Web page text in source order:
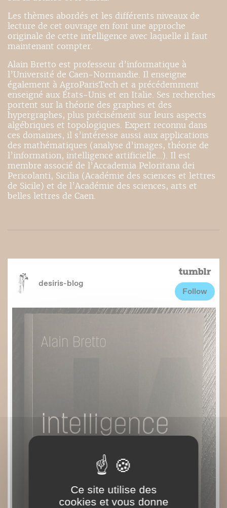
Les thèmes abordés et les différents niveaux de
lecture de cet ouvrage en font une approche
originale de cette intelligence avec laquelle il faut
maintenant compter.
Alain Bretto est professeur d’informatique à
l’Université de Caen-Normandie. Il enseigne
également à AgroParisTech et a précédemment
enseigné aux États-Unis et en Italie. Ses recherches
portent sur la théorie des graphes et des
hypergraphes, plus précisément sur leurs aspects
algébriques et topologiques. Expert reconnu dans
ces domaines, il s’intéresse aussi aux applications
des mathématiques (analyse d’images, théorie de
l’information, intelligence artificielle…). Il est
membre associé de l’Accademia Peloritana dei
Pericolanti, Sicilia (Académie des sciences et lettres
de Sicile) et de l’Académie des sciences, arts et
belles lettres de Caen.
Ce site utilise des
cookies et vous donne